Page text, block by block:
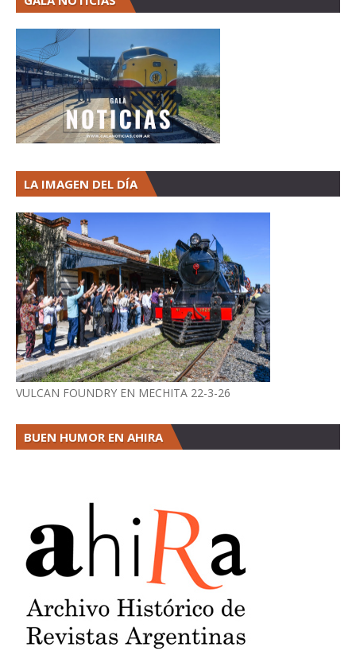
LA IMAGEN DEL DÍA
VULCAN FOUNDRY EN MECHITA 22-3-26
BUEN HUMOR EN AHIRA